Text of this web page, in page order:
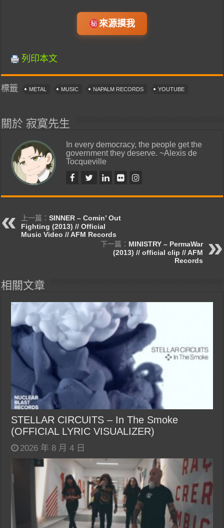
來源摸我
列印本文
標籤 METAL MUSIC NAPALM RECORDS YOUTUBE
關於 寂寞先生
In every democracy, the people get the
government they deserve. ~Alexis de
Tocqueville
上一篇：SINNER – Comin’ Out
Fighting (2013) // Official
Music Video // AFM Records
下一篇： MINISTRY – PermaWar
(2013) // official clip // AFM
Records
相關文章
STELLAR CIRCUITS – In The Smoke
(OFFICIAL LYRIC VISUALIZER)
2026 年 8 月 4 日